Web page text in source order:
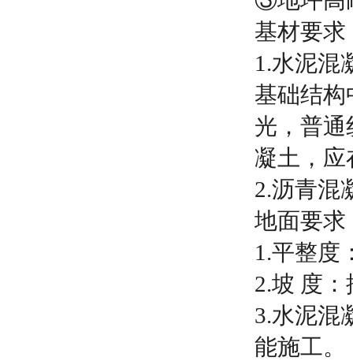
基材要求
1.水泥混
基础结
光，普
凝土，应
2.沥青混
地面要求
1.平整度
2.坡 度
3.水泥混
能施工。